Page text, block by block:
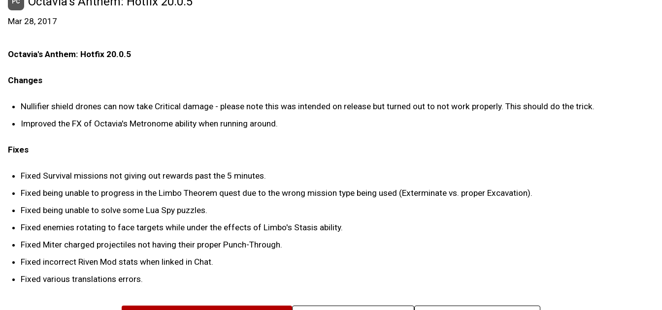
Mar 28, 2017
Octavia's Anthem: Hotfix 20.0.5
Changes
Nullifier shield drones can now take Critical damage - please note this was intended on release but turned out to not work properly. This should do the trick.
Improved the FX of Octavia's Metronome ability when running around.
Fixes
Fixed Survival missions not giving out rewards past the 5 minutes.
Fixed being unable to progress in the Limbo Theorem quest due to the wrong mission type being used (Exterminate vs. proper Excavation).
Fixed being unable to solve some Lua Spy puzzles.
Fixed enemies rotating to face targets while under the effects of Limbo's Stasis ability.
Fixed Miter charged projectiles not having their proper Punch-Through.
Fixed incorrect Riven Mod stats when linked in Chat.
Fixed various translations errors.